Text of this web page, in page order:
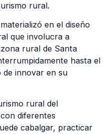
rural.
en el diseño
que involucra a
rural de Santa
hasta el
de innovar en su
rural del
diferentes
cabalgar, practicar